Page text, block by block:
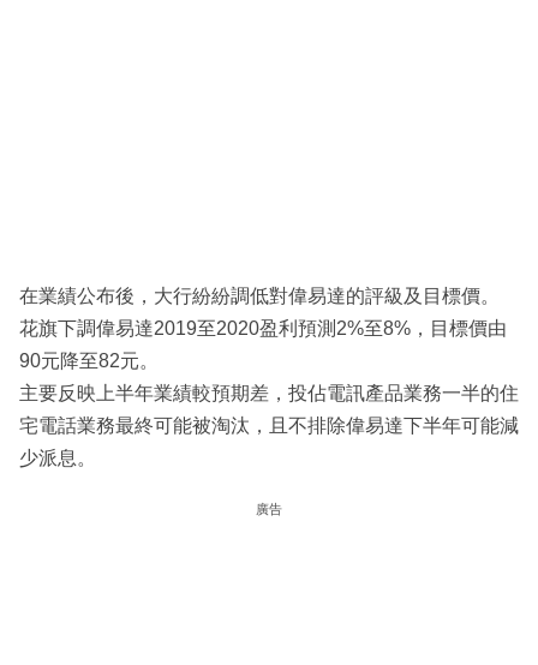
在業績公布後，大行紛紛調低對偉易達的評級及目標價。
花旗下調偉易達2019至2020盈利預測2%至8%，目標價由
90元降至82元。
主要反映上半年業績較預期差，投佔電訊產品業務一半的住
宅電話業務最終可能被淘汰，且不排除偉易達下半年可能減
少派息。
廣告